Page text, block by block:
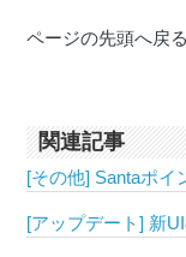
ページの先頭へ戻る
関連記事
[その他] Santaポイ
[アップデート] 新